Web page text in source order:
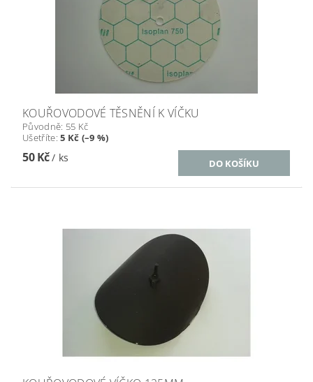
KOUŘOVODOVÉ TĚSNĚNÍ K VÍČKU
Původně: 55 Kč
Ušetříte:5 Kč (–9 %)
50 Kč/ ks